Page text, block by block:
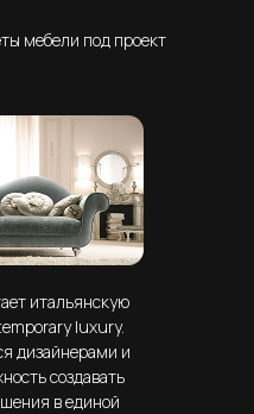
мебели под проект
итальянскую
luxury.
дизайнерами и
создавать
в единой